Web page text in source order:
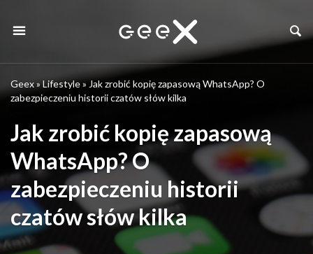
Geex»Lifestyle» Jak zrobić kopię zapasową WhatsApp? O
zabezpieczeniu historii czatów słów kilka
Jak zrobić kopię zapasową
WhatsApp? O
zabezpieczeniu historii
czatów słów kilka